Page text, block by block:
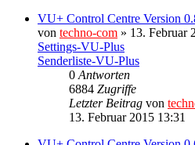
VU+ Control Centre Version
von techno-com » 13. Februar
Settings-VU-Plus
Senderliste-VU-Plus
0 Antworten
6884 Zugriffe
Letzter Beitrag von
13. Februar 2015 13:31